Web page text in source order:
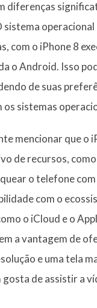
diferenças
operacional
com o iPhone 8
o Android. Isso
de suas
sistemas
mencionar que o
de recursos,
o telefone
com o
o iCloud e o
a vantagem de
e uma tela
gosta de assistir a